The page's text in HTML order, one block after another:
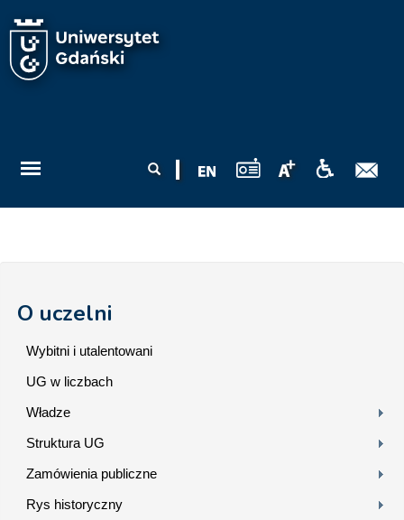
wyszukiwania
O uczelni
Wybitni i utalentowani
UG w liczbach
Władze
Struktura UG
Zamówienia publiczne
Rys historyczny